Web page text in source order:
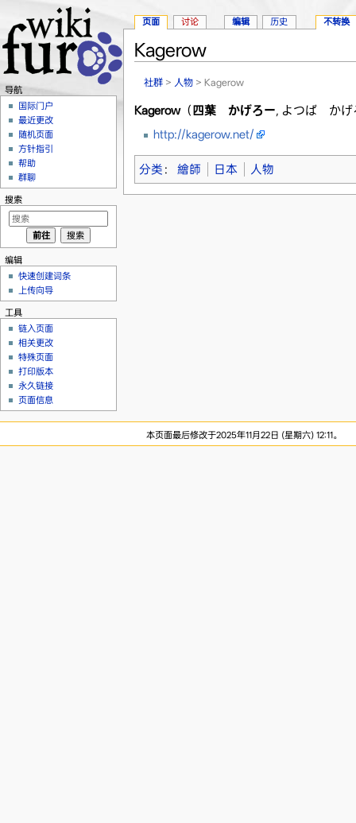
Kagerow
社群 > 人物 > Kagerow
Kagerow（ 四葉 かげろー, よつば かげ
http://kagerow.net/
分类 ： 繪師 日本 人物
页面 讨论 编辑 历史 不转换
导航
国际门户
最近更改
随机页面
方针指引
帮助
群聊
搜索
编辑
快速创建词条
上传向导
工具
链入页面
相关更改
特殊页面
打印版本
永久链接
页面信息
本页面最后修改于2025年11月22日 (星期六) 12:11。